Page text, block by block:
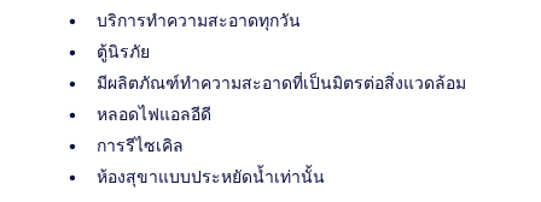
บริการทำความสะอาดทุกวัน
ตู้นิรภัย
มีผลิตภัณฑ์ทำความสะอาดที่เป็นมิตรต่อสิ่งแวดล้อม
หลอดไฟแอลอีดี
การรีไซเคิล
ห้องสุขาแบบประหยัดน้ำเท่านั้น